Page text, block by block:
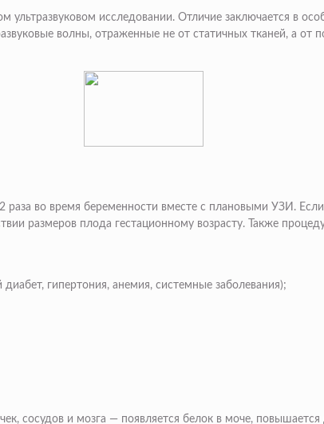
ультразвуковом исследовании. Отличие заключается в
волны, отраженные не от статичных тканей, а от
раза во время беременности вместе с плановыми УЗИ.
размеров плода гестационному возрасту. Также
гипертония, анемия, системные заболевания);
сосудов и мозга — появляется белок в моче, повышается